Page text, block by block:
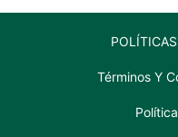
Términos Y